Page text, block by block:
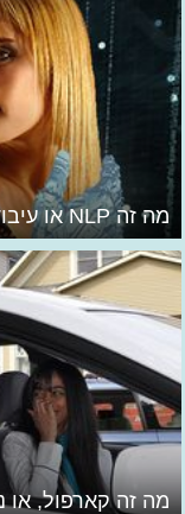
מה זה NLP או עיבוד שפה טבעית ב-AI?
מה זה קארפול, או